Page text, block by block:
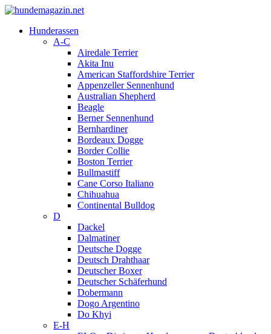
Hunderassen
A-C
Airedale Terrier
Akita Inu
American Staffordshire Terrier
Appenzeller Sennenhund
Australian Shepherd
Beagle
Berner Sennenhund
Bernhardiner
Bordeaux Dogge
Border Collie
Boston Terrier
Bullmastiff
Cane Corso Italiano
Chihuahua
Continental Bulldog
D
Dackel
Dalmatiner
Deutsche Dogge
Deutsch Drahthaar
Deutscher Boxer
Deutscher Schäferhund
Dobermann
Dogo Argentino
Do Khyi
E-H